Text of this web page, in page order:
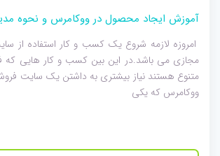
آموزش ایجاد محصول در ووکامرس و نحوه
امروزه لازمه شروع یک کسب و کار استفاده از
مجازی می باشد.در این بین کسب و کار هایی که
متنوع هستند نیاز بیشتری به داشتن یک سایت
ووکامرس که یکی